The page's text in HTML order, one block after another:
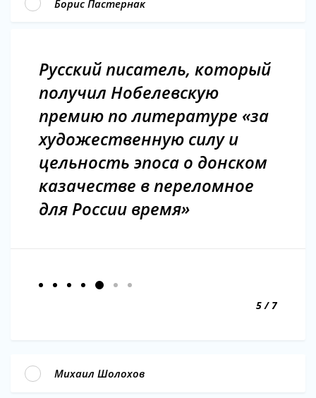
Борис Пастернак
Русский писатель, который
получил Нобелевскую
премию по литературе «за
художественную силу и
цельность эпоса о донском
казачестве в переломное
для России время»
5 / 7
Михаил Шолохов